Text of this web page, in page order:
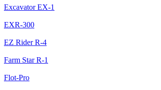
Excavator EX-1
EXR-300
EZ Rider R-4
Farm Star R-1
Flot-Pro